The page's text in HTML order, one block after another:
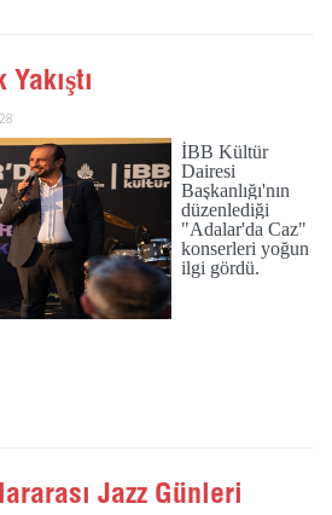
İBB Kültür
Dairesi
Başkanlığı'nın
düzenlediği
"Adalar'da Caz"
konserleri yoğun
ilgi gördü.
Jazz Günleri